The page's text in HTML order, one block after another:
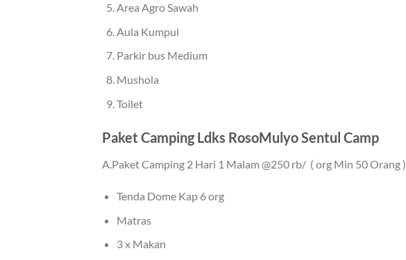
Area Agro Sawah
Aula Kumpul
Parkir bus Medium
Mushola
Toilet
Paket Camping Ldks RosoMulyo Sentul Camp
A.Paket Camping 2 Hari 1 Malam @250 rb/ ( org Min 50 Orang )
Tenda Dome Kap 6 org
Matras
3 x Makan